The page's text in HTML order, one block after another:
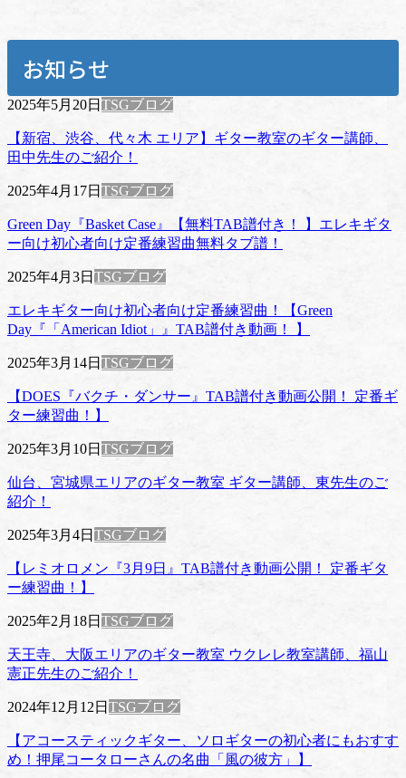
お知らせ
2025年5月20日 TSGブログ
【新宿、渋谷、代々木 エリア】ギター教室のギター講師、
田中先生のご紹介！
2025年4月17日 TSGブログ
Green Day『Basket Case』【無料TAB譜付き！ 】エレキギタ
ー向け初心者向け定番練習曲無料タブ譜！
2025年4月3日 TSGブログ
エレキギター向け初心者向け定番練習曲！【Green
Day『「American Idiot」』TAB譜付き動画！ 】
2025年3月14日 TSGブログ
【DOES『バクチ・ダンサー』TAB譜付き動画公開！ 定番ギ
ター練習曲！】
2025年3月10日 TSGブログ
仙台、宮城県エリアのギター教室 ギター講師、東先生のご
紹介！
2025年3月4日 TSGブログ
【レミオロメン『3月9日』TAB譜付き動画公開！ 定番ギタ
ー練習曲！】
2025年2月18日 TSGブログ
天王寺、大阪エリアのギター教室 ウクレレ教室講師、福山
憲正先生のご紹介！
2024年12月12日 TSGブログ
【アコースティックギター、ソロギターの初心者にもおすす
め！押尾コータローさんの名曲「風の彼方」】